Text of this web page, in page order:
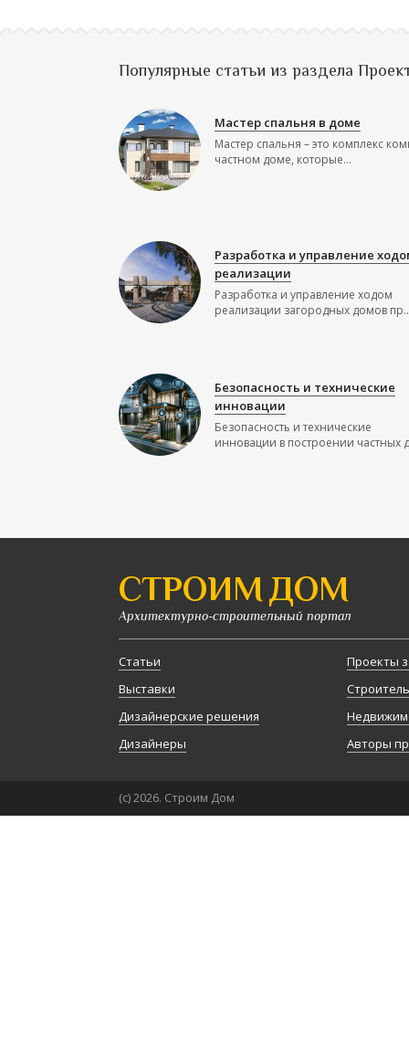
Популярные статьи из раздела
Мастер спальня в доме
Мастер спальня – это комплекс
частном доме, которые...
Разработка и управление
реализации
Разработка и управление ходом
реализации загородных домов
Безопасность и технические
инновации
Безопасность и технические
инновации в построении частных
СТРОИМ ДОМ
Архитектурно-строительный портал
Статьи
Выставки
Дизайнерские решения
Дизайнеры
Проекты
Авторы
(с) 2026. Строим Дом